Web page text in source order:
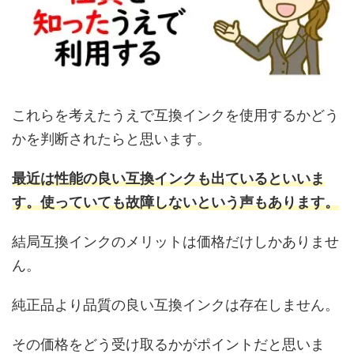
これらを考えたうえで互換インクを使用するかどう
かを判断されたらと思います。
最近は性能の良い互換インクも出ているといいま
す。使っていても故障しないという声もあります。
結局互換インクのメリットは価格だけしかありませ
ん。
純正品より品質の良い互換インクは存在しません。
その価格をどう受け取るかがポイントだと思いま